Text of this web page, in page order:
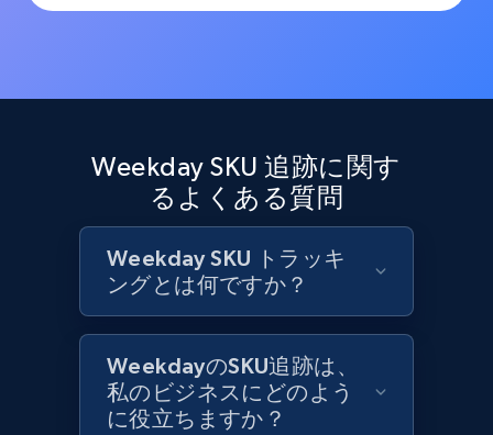
URL, Product id, Title, Product description,
Rating, Reviews count, Initial price, Discount,
and more.
1.3K+ 175+ 今すぐ始める
Zara - Products
Weekday SKU 追跡に関す
るよくある質問
Weekday SKU トラッキ
ングとは何ですか？
WeekdayのSKU追跡は、
私のビジネスにどのよう
に役立ちますか？